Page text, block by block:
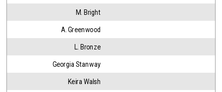
M. Bright
A. Greenwood
L. Bronze
Georgia Stanway
Keira Walsh